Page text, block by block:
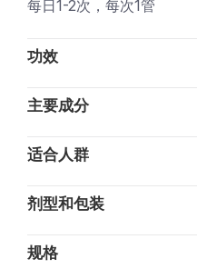
每日1-2次，每次1管
功效
主要成分
适合人群
剂型和包装
规格